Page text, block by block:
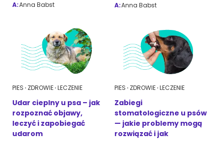
A:Anna Babst A:Anna Babst
PIES ZDROWIE LECZENIE
Udar cieplny u psa – jak
rozpoznać objawy,
leczyć i zapobiegać
udarom
PIES ZDROWIE LECZENIE
Zabiegi
stomatologiczne u psów
— jakie problemy mogą
rozwiązać i jak